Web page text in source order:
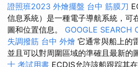
證照班2023 外燴擺盤 台中 筋膜刀
信息系統）是一種電子導航系統，可
圖和位置信息。 GOOGLE SEARCH
失調撥筋 台中 外燴 它通常與船上的
並且可以對周圍區域的準確且最新的
士 考試用書 ECDIS允許該船跟踪其